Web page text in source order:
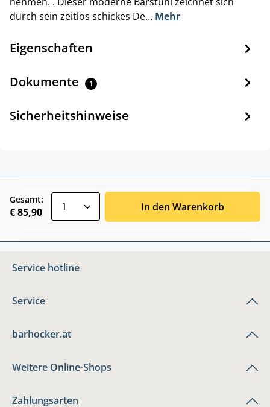
durch sein zeitlos schickes De… Mehr
Eigenschaften
Dokumente 1
Sicherheitshinweise
Gesamt:
€ 85,90 In den Warenkorb
Service hotline
Service
barhocker.at
Weitere Online-Shops
Zahlungsarten